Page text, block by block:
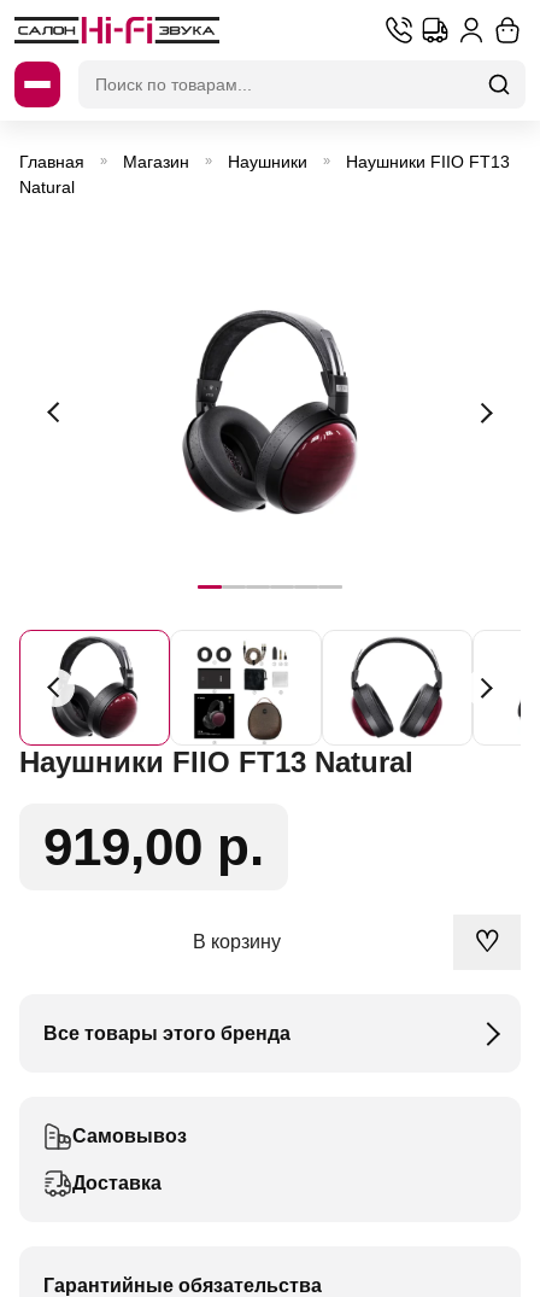
Главная » Магазин » Наушники »
Наушники FIIO FT13
Natural
Наушники FIIO FT13 Natural
919,00 р.
В корзину ♡
Все товары этого бренда
Самовывоз
Доставка
Гарантийные обязательства